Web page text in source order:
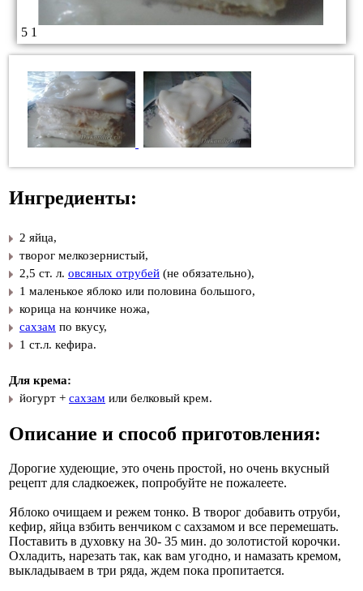
5 1
Ингредиенты:
2 яйца,
творог мелкозернистый,
2,5 ст. л. овсяных отрубей (не обязательно),
1 маленькое яблоко или половина большого,
корица на кончике ножа,
сахзам по вкусу,
1 ст.л. кефира.
Для крема:
йогурт + сахзам или белковый крем.
Описание и способ приготовления:
Дорогие худеющие, это очень простой, но очень вкусный
рецепт для сладкоежек, попробуйте не пожалеете.
Яблоко очищаем и режем тонко. В творог добавить отруби,
кефир, яйца взбить венчиком с сахзамом и все перемешать.
Поставить в духовку на 30- 35 мин. до золотистой корочки.
Охладить, нарезать так, как вам угодно, и намазать кремом,
выкладываем в три ряда, ждем пока пропитается.